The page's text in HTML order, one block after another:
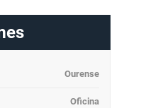
Ourense
Oficina